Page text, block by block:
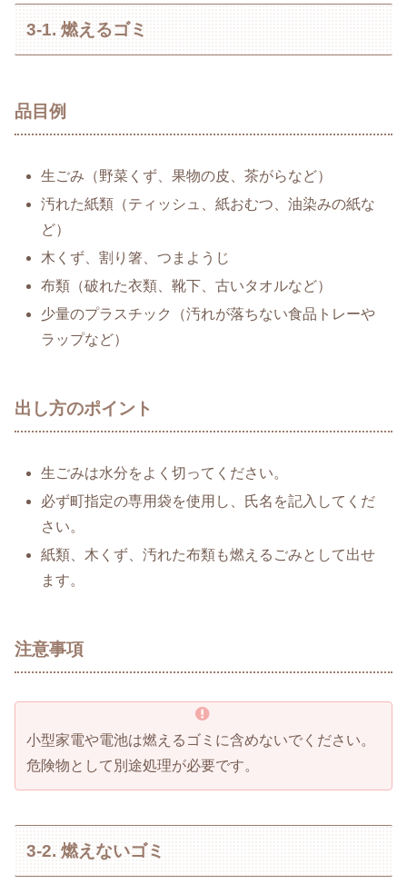
3-1. 燃えるゴミ
品目例
生ごみ（野菜くず、果物の皮、茶がらなど）
汚れた紙類（ティッシュ、紙おむつ、油染みの紙な
ど）
木くず、割り箸、つまようじ
布類（破れた衣類、靴下、古いタオルなど）
少量のプラスチック（汚れが落ちない食品トレーや
ラップなど）
出し方のポイント
生ごみは水分をよく切ってください。
必ず町指定の専用袋を使用し、氏名を記入してくだ
さい。
紙類、木くず、汚れた布類も燃えるごみとして出せ
ます。
注意事項
小型家電や電池は燃えるゴミに含めないでください。
危険物として別途処理が必要です。
3-2. 燃えないゴミ